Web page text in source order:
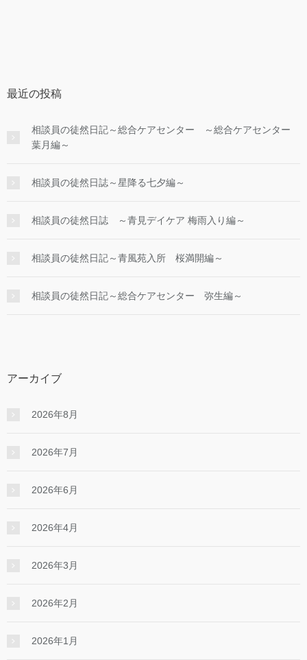
最近の投稿
相談員の徒然日記～総合ケアセンター ～総合ケアセンター
葉月編～
相談員の徒然日誌～星降る七夕編～
相談員の徒然日誌 ～青見デイケア 梅雨入り編～
相談員の徒然日記～青風苑入所 桜満開編～
相談員の徒然日記～総合ケアセンター 弥生編～
アーカイブ
2026年8月
2026年7月
2026年6月
2026年4月
2026年3月
2026年2月
2026年1月